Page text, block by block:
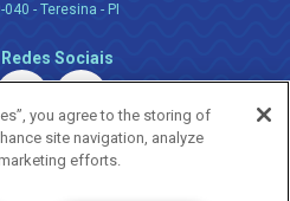
040 - Teresina - PI
Sociais
you agree to the storing of
site navigation, analyze
efforts.